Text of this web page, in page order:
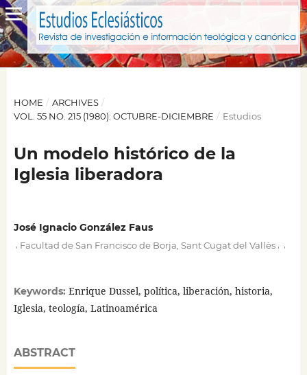
HOME / ARCHIVES /
VOL. 55 NO. 215 (1980): OCTUBRE-DICIEMBRE / Estudios
Un modelo histórico de la
Iglesia liberadora
José Ignacio González Faus
Facultad de San Francisco de Borja, Sant Cugat del Vallès,
Keywords: Enrique Dussel, política, liberación, historia,
Iglesia, teología, Latinoamérica
ABSTRACT